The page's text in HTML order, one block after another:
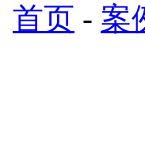
首页 - 案